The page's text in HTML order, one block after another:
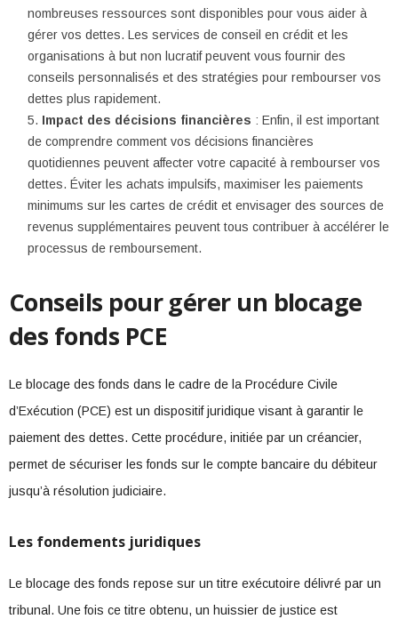
nombreuses ressources sont disponibles pour vous aider à
gérer vos dettes. Les services de conseil en crédit et les
organisations à but non lucratif peuvent vous fournir des
conseils personnalisés et des stratégies pour rembourser vos
dettes plus rapidement.
Impact des décisions financières : Enfin, il est important
de comprendre comment vos décisions financières
quotidiennes peuvent affecter votre capacité à rembourser vos
dettes. Éviter les achats impulsifs, maximiser les paiements
minimums sur les cartes de crédit et envisager des sources de
revenus supplémentaires peuvent tous contribuer à accélérer le
processus de remboursement.
Conseils pour gérer un blocage
des fonds PCE
Le blocage des fonds dans le cadre de la Procédure Civile
d’Exécution (PCE) est un dispositif juridique visant à garantir le
paiement des dettes. Cette procédure, initiée par un créancier,
permet de sécuriser les fonds sur le compte bancaire du débiteur
jusqu’à résolution judiciaire.
Les fondements juridiques
Le blocage des fonds repose sur un titre exécutoire délivré par un
tribunal. Une fois ce titre obtenu, un huissier de justice est